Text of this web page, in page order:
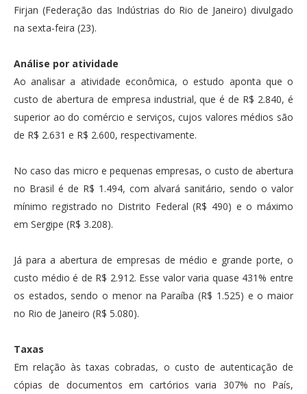
Firjan (Federação das Indústrias do Rio de Janeiro) divulgado
na sexta-feira (23).
Análise por atividade
Ao analisar a atividade econômica, o estudo aponta que o
custo de abertura de empresa industrial, que é de R$ 2.840, é
superior ao do comércio e serviços, cujos valores médios são
de R$ 2.631 e R$ 2.600, respectivamente.
No caso das micro e pequenas empresas, o custo de abertura
no Brasil é de R$ 1.494, com alvará sanitário, sendo o valor
mínimo registrado no Distrito Federal (R$ 490) e o máximo
em Sergipe (R$ 3.208).
Já para a abertura de empresas de médio e grande porte, o
custo médio é de R$ 2.912. Esse valor varia quase 431% entre
os estados, sendo o menor na Paraíba (R$ 1.525) e o maior
no Rio de Janeiro (R$ 5.080).
Taxas
Em relação às taxas cobradas, o custo de autenticação de
cópias de documentos em cartórios varia 307% no País,